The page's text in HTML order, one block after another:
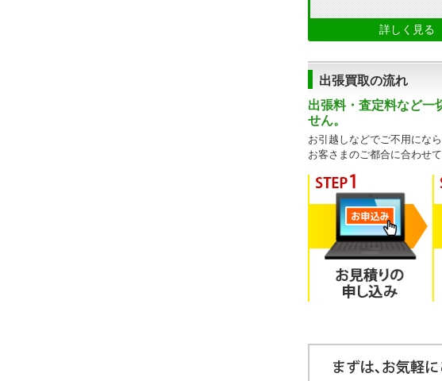
詳しく見る
出張買取の流れ
出張料・査定料など一
せん。
お引越しなどでご不用にな
お客さまのご都合に合わせ